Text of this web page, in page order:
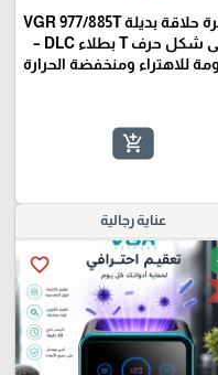
شفرة حلاقة بديلة VGR 977/885T
على شكل حرف T بطلاء DLC –
للاهتراء ومنخفضة الحرارة
add_shopping_cart
عناية رجالية
favorite_border